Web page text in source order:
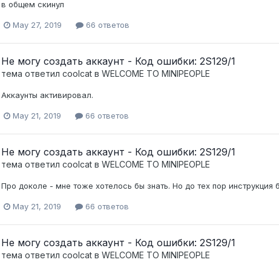
в общем скинул
May 27, 2019 66 ответов
Не могу создать аккаунт - Код ошибки: 2S129/1
тема ответил coolcatв WELCOME TO MINIPEOPLE
Аккаунты активировал.
May 21, 2019 66 ответов
Не могу создать аккаунт - Код ошибки: 2S129/1
тема ответил coolcatв WELCOME TO MINIPEOPLE
Про доколе - мне тоже хотелось бы знать. Но до тех пор инструкция
May 21, 2019 66 ответов
Не могу создать аккаунт - Код ошибки: 2S129/1
тема ответил coolcatв WELCOME TO MINIPEOPLE